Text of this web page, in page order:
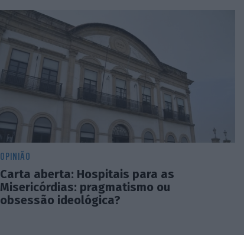
OPINIÃO
Carta aberta: Hospitais para as
Misericórdias: pragmatismo ou
obsessão ideológica?